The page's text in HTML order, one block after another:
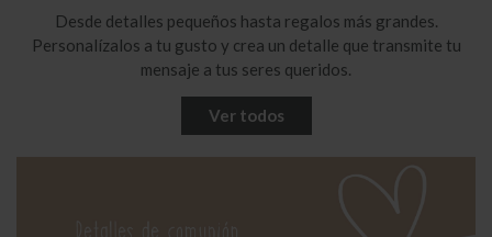
Galleta de la Suerte
Quieres Ser Mi Testigo
Desde detalles pequeños hasta regalos más grandes.
Personalízalos a tu gusto y crea un detalle que transmite tu
mensaje a tus seres queridos.
Ver todos